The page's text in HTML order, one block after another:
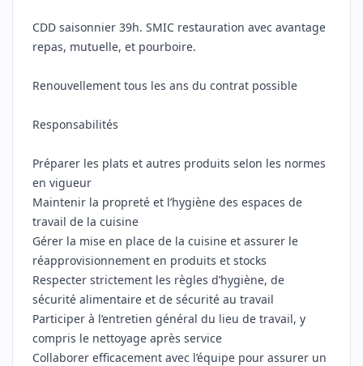
CDD saisonnier 39h. SMIC restauration avec avantage
repas, mutuelle, et pourboire.
Renouvellement tous les ans du contrat possible
Responsabilités
Préparer les plats et autres produits selon les normes
en vigueur
Maintenir la propreté et l’hygiène des espaces de
travail de la cuisine
Gérer la mise en place de la cuisine et assurer le
réapprovisionnement en produits et stocks
Respecter strictement les règles d’hygiène, de
sécurité alimentaire et de sécurité au travail
Participer à l’entretien général du lieu de travail, y
compris le nettoyage après service
Collaborer efficacement avec l’équipe pour assurer un